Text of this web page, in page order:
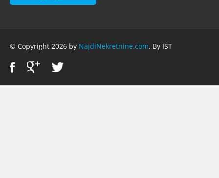
© Copyright 2026 by NajdiNekretnine.com. By IST